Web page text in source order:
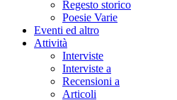
Regesto storico
Poesie Varie
Eventi ed altro
Attività
Interviste
Interviste a
Recensioni a
Articoli